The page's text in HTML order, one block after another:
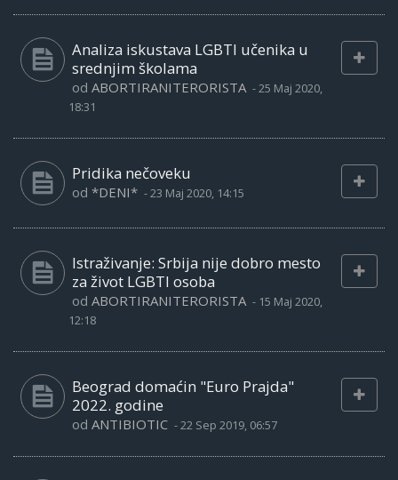
Analiza iskustava LGBTI učenika u
srednjim školama
od ABORTIRANITERORISTA -25 Maj 2020,
18:31
Pridika nečoveku
od *DENI* -23 Maj 2020, 14:15
Istraživanje: Srbija nije dobro mesto
za život LGBTI osoba
od ABORTIRANITERORISTA - 15 Maj 2020,
12:18
Beograd domaćin "Euro Prajda"
2022. godine
od ANTIBIOTIC -22 Sep 2019, 06:57